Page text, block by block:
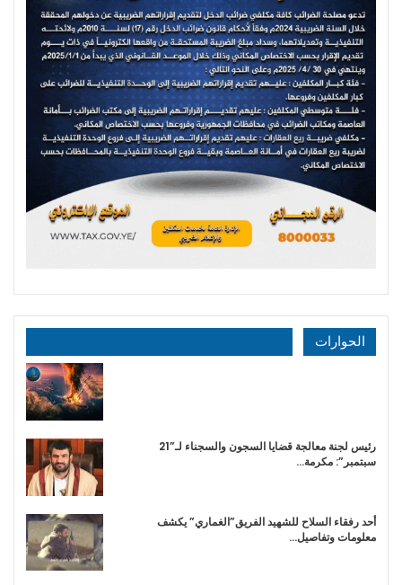
الحوارات
رئيس لجنة معالجة قضايا السجون والسجناء لـ”21
سبتمبر”: مكرمة…
أحد رفقاء السلاح للشهيد الفريق”الغماري” يكشف
معلومات وتفاصيل…